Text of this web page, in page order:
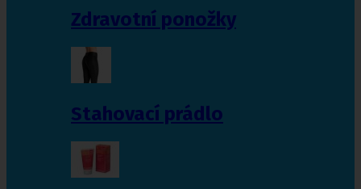
Zdravotní ponožky
Stahovací prádlo